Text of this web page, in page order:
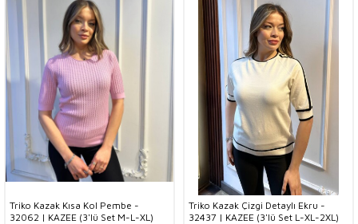
Triko Kazak Kısa Kol Pembe -
32062 | KAZEE (3'lü Set M-L-XL)
Triko Kazak Çizgi Detaylı Ekru -
32437 | KAZEE (3'lü Set L-XL-2XL)